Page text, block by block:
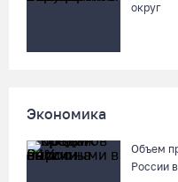
05.08.26 / 10:30
Вологодские семьи смогут
округ
Экономика
Объем
России